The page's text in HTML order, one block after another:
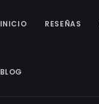
INICIO RESEÑAS
BLOG